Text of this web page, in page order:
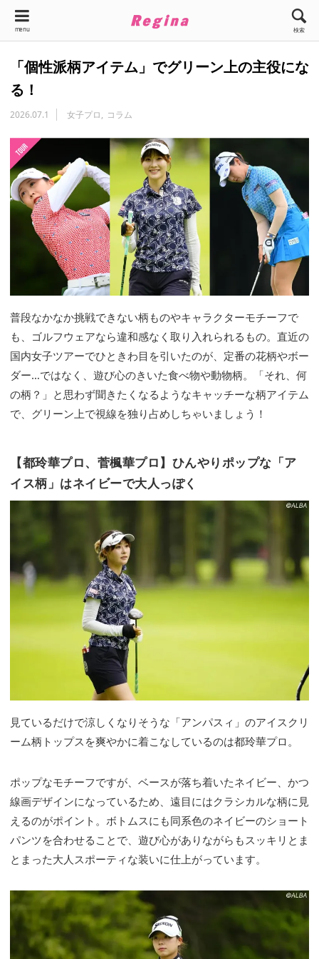
menu 検索
「個性派柄アイテム」でグリーン上の主役にな
る！
2026.07.1 女子プロ コラム
普段なかなか挑戦できない柄ものやキャラクターモチーフで
も、ゴルフウェアなら違和感なく取り入れられるもの。直近の
国内女子ツアーでひときわ目を引いたのが、定番の花柄やボー
ダー…ではなく、遊び心のきいた食べ物や動物柄。「それ、何
の柄？」と思わず聞きたくなるようなキャッチーな柄アイテム
で、グリーン上で視線を独り占めしちゃいましょう！
【都玲華プロ、菅楓華プロ】ひんやりポップな「ア
イス柄」はネイビーで大人っぽく
見ているだけで涼しくなりそうな「アンパスィ」のアイスクリ
ーム柄トップスを爽やかに着こなしているのは都玲華プロ。
ポップなモチーフですが、ベースが落ち着いたネイビー、かつ
線画デザインになっているため、遠目にはクラシカルな柄に見
えるのがポイント。ボトムスにも同系色のネイビーのショート
パンツを合わせることで、遊び心がありながらもスッキリとま
とまった大人スポーティな装いに仕上がっています。